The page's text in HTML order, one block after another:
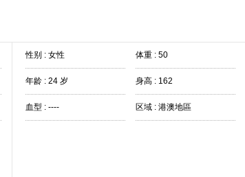
性别 : 女性 体重 : 50
年龄 : 24 岁 身高 : 162
血型 : ---- 区域 : 港澳地區